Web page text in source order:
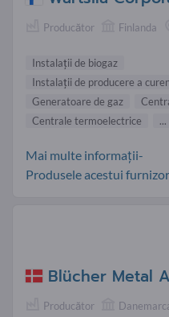
Producător Finlanda
Instalaţii de biogaz
Instalaţii de producere a
Generatoare de gaz
Centrale termoelectrice
...
Mai multe informații-
Produsele acestui furnizor
Blücher Metal
Producător